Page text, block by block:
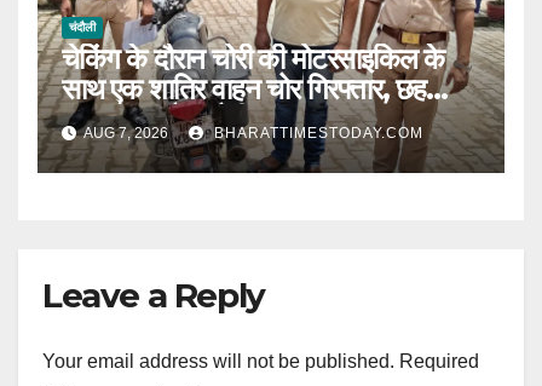
चंदौली
चेकिंग के दौरान चोरी की मोटरसाइकिल के
साथ एक शातिर वाहन चोर गिरफ्तार, छह
मुकदमों का है आरोपी l
AUG 7, 2026 BHARATTIMESTODAY.COM
Leave a Reply
Your email address will not be published. Required